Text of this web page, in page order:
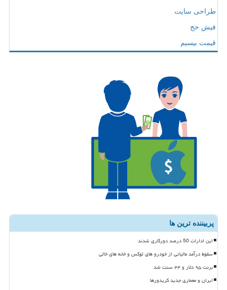
طراحی سایت
فیش حج
قیمت بیسیم
پربیننده ترین ها
این ادارات 50 درصد دورکاری شدند
سقوط درآمد مالیاتی از خودرو های لوکس و خانه های خالی
برنت ۹۵ دلار و ۴۴ سنت شد
ایران و معماری جدید کریدورها